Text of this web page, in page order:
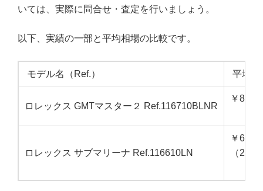
いては、実際に問合せ・査定を行いましょう。
以下、実績の一部と平均相場の比較です。
モデル名（Ref.） 平均相
ロレックス GMTマスター２ Ref.116710BLNR
￥
ロレックス サブマリーナ Ref.116610LN
￥
（